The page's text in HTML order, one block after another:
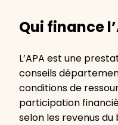
Qui finance
L’APA est une
conseils
conditions de
participation
selon les revenus du